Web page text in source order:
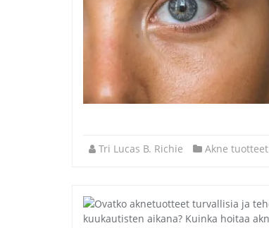
Tri Lucas B. Richie Akne tuotteet